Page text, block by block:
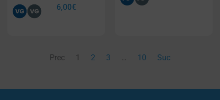
6,00€
Prec 1 2 3 … 10 Suc